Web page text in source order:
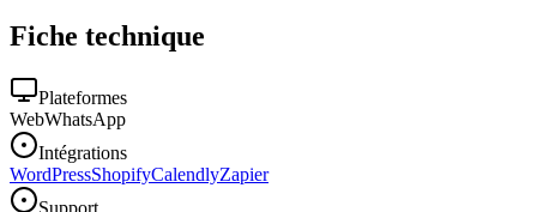
Fiche technique
Plateformes
WebWhatsApp
Intégrations
WordPressShopifyCalendlyZapier